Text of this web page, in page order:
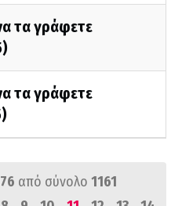
τα γράφετε
τα γράφετε
από σύνολο 1161